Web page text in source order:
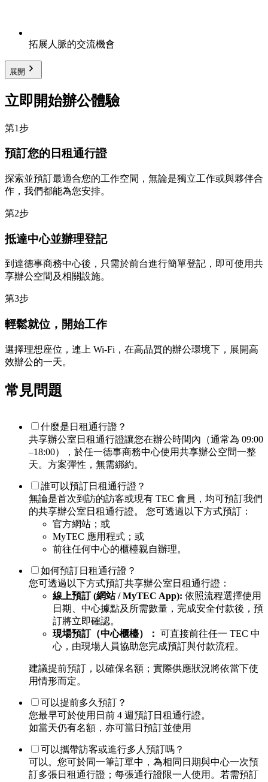
拓展人脈的交流機會
展開
立即開始辦公體驗
第1步
預訂您的日租通行證
探索並預訂最適合您的工作空間，無論是獨立工作或與夥伴合
作，我們都能為您安排。
第2步
抵達中心並辦理登記
到達德事商務中心後，只需於前台進行簡單登記，即可使用共
享辦公空間及相關設施。
第3步
輕鬆就位，開始工作
選擇理想座位，連上 Wi-Fi，在高品質的辦公環境下，展開高
效辦公的一天。
常見問題
什麼是日租通行證？
共享辦公室日租通行證讓您在辦公時間內（通常為 09:00
–18:00），於任一德事商務中心使用共享辦公空間一整
天。方案彈性，無需綁約。
誰可以預訂日租通行證？
無論是首次到訪的訪客或現有 TEC 會員，均可預訂我們
的共享辦公室日租通行證。 您可透過以下方式預訂：
官方網站；或
MyTEC 應用程式；或
前往任何中心的櫃檯親自辦理。
如何預訂日租通行證？
您可透過以下方式預訂共享辦公室日租通行證：
線上預訂 (網站 / MyTEC App): 依照流程選擇使用
日期、中心據點及所需數量，完成安全付款後，預
訂將立即確認。
現場預訂（中心櫃檯）： 可直接前往任一 TEC 中
心，由現場人員協助您完成預訂與付款流程。
建議提前預訂，以確保名額；實際供應狀況將依當下使
用情形而定。
可以提前多久預訂？
您最早可於使用日前 4 週預訂日租通行證。
如當天仍有名額，亦可當日預訂並使用
可以攜帶訪客或進行多人預訂嗎？
可以。您可於同一筆訂單中，為相同日期與中心一次預
訂多張日租通行證；每張通行證限一人使用。若需預訂